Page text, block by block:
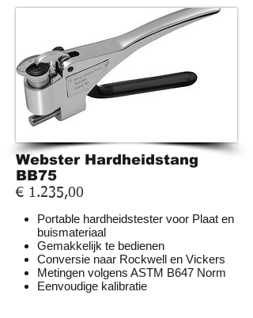
Webster Hardheidstang
BB75
€ 1.235,00
Portable hardheidstester voor Plaat en
buismateriaal
Gemakkelijk te bedienen
Conversie naar Rockwell en Vickers
Metingen volgens ASTM B647 Norm
Eenvoudige kalibratie